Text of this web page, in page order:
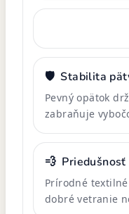
🛡️ Stabilita
Pevný opätok
zabraňuje
💨 Priedušnosť
Prírodné
dobré vetranie